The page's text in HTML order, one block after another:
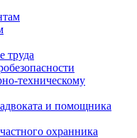
труда
техническому
и помощника
охранника